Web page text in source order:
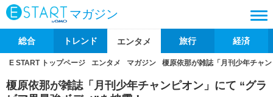
マガジン
総合 トレンド エンタメ 旅行 経済
E START トップページ エンタメ マガジン 榎原依那が雑誌「月刊少年チャ
榎原依那が雑誌「月刊少年チャンピオン」にて “グラ